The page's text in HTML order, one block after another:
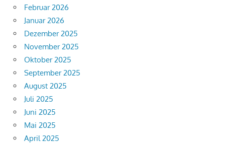
Februar 2026
Januar 2026
Dezember 2025
November 2025
Oktober 2025
September 2025
August 2025
Juli 2025
Juni 2025
Mai 2025
April 2025